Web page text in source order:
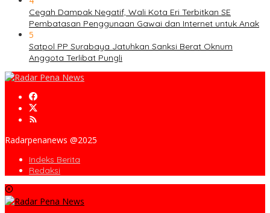
Cegah Dampak Negatif, Wali Kota Eri Terbitkan SE
Pembatasan Penggunaan Gawai dan Internet untuk Anak
5
Satpol PP Surabaya Jatuhkan Sanksi Berat Oknum
Anggota Terlibat Pungli
Radarpenanews @2025
Indeks Berita
Redaksi